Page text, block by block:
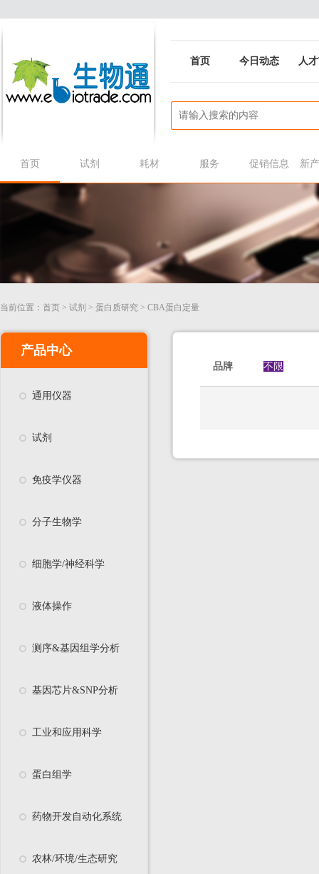
首页 今日动态 人
首页 试剂 耗材 服务 促销信息 新
当前位置： 首页 > 试剂 > 蛋白质研究 > CBA蛋白定量
产品中心
通用仪器
试剂
免疫学仪器
分子生物学
细胞学/神经科学
液体操作
测序&基因组学分析
基因芯片&SNP分析
工业和应用科学
蛋白组学
药物开发自动化系统
农林/环境/生态研究
品牌 不限